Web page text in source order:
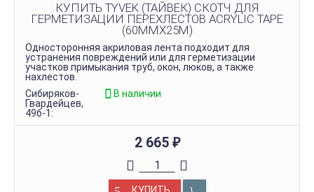
КУПИТЬ TYVEK (ТАЙВЕК) СКОТЧ ДЛЯ
ГЕРМЕТИЗАЦИИ ПЕРЕХЛЕСТОВ ACRYLIC TAPE
(60ММХ25М)
Односторонняя акриловая лента подходит для
устранения повреждений или для герметизации
участков примыкания труб, окон, люков, а также
нахлестов.
Сибиряков-
Гвардейцев,
49б-1:
В наличии
2 665 ₽